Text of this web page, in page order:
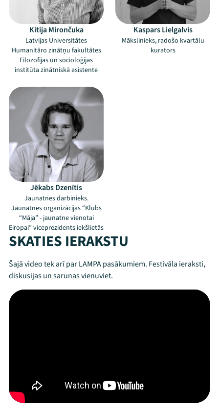
Viņi bija LAMPĀ 2026
Jaunumi
Kitija Mirončuka
Latvijas Universitātes
Humanitāro zinātņu fakultātes
Filozofijas un socioloģijas
institūta zinātniskā asistente
Kaspars Lielgalvis
Mākslinieks, radošo kvartālu
kurators
Jēkabs Dzenītis
Jaunatnes darbinieks.
Jaunatnes organizācijas “Klubs
“Māja” - jaunatne vienotai
Eiropai” viceprezidents iekšlietās
SKATIES IERAKSTU
Šajā video tek arī par LAMPA pasākumiem. Festivāla ieraksti,
diskusijas un sarunas vienuviet.